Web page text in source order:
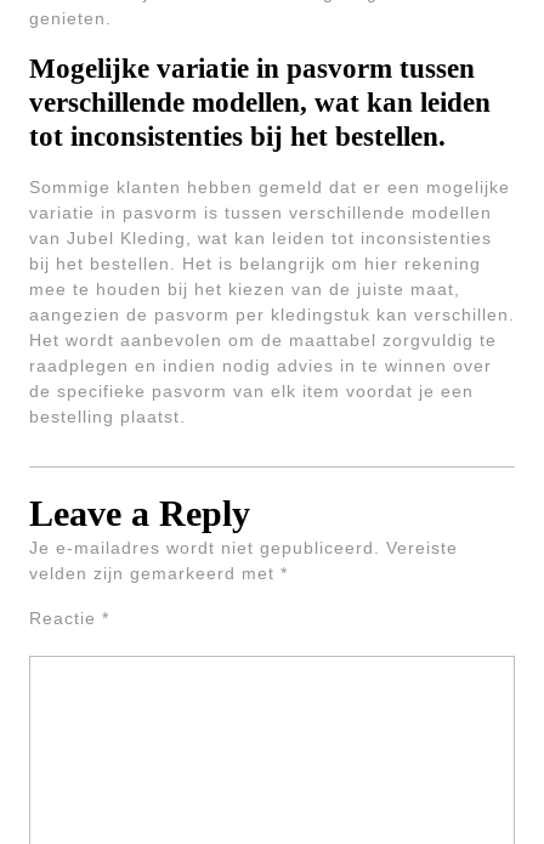
genieten.
Mogelijke variatie in pasvorm tussen
verschillende modellen, wat kan leiden
tot inconsistenties bij het bestellen.
Sommige klanten hebben gemeld dat er een mogelijke
variatie in pasvorm is tussen verschillende modellen
van Jubel Kleding, wat kan leiden tot inconsistenties
bij het bestellen. Het is belangrijk om hier rekening
mee te houden bij het kiezen van de juiste maat,
aangezien de pasvorm per kledingstuk kan verschillen.
Het wordt aanbevolen om de maattabel zorgvuldig te
raadplegen en indien nodig advies in te winnen over
de specifieke pasvorm van elk item voordat je een
bestelling plaatst.
Leave a Reply
Je e-mailadres wordt niet gepubliceerd.
Vereiste
velden zijn gemarkeerd met *
Reactie *